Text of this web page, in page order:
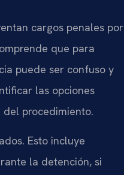
cargos penales por
que para
puede ser confuso y
las opciones
procedimiento.
Esto incluye
la detención, si